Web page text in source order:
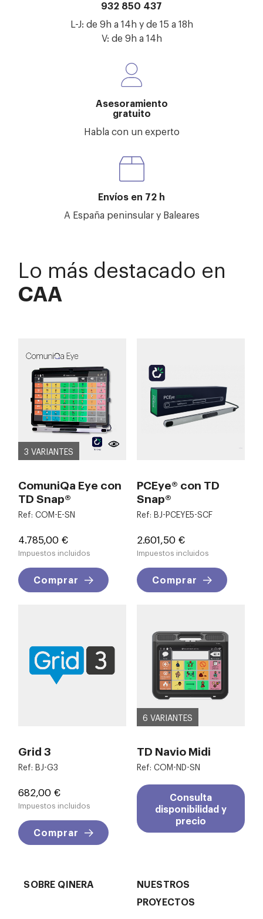
932 850 437
L-J: de 9h a 14h y de 15 a 18h
V: de 9h a 14h
Asesoramiento
gratuito
Habla con un experto
Envíos en 72 h
A España peninsular y Baleares
Lo más destacado en
CAA
3 VARIANTES
ComuniQa Eye con
TD Snap®
Ref: COM-E-SN
Precio
4.785,00 €
Impuestos incluidos
Comprar
PCEye® con TD
Snap®
Ref: BJ-PCEYE5-SCF
Precio
2.601,50 €
Impuestos incluidos
Comprar
Grid 3
Ref: BJ-G3
Precio
682,00 €
Impuestos incluidos
Comprar
6 VARIANTES
TD Navio Midi
Ref: COM-ND-SN
Consulta
disponibilidad y
precio
SOBRE QINERA
NUESTROS
PROYECTOS